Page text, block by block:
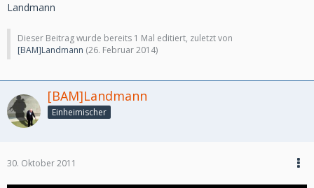
Landmann
Dieser Beitrag wurde bereits 1 Mal editiert, zuletzt von
[BAM]Landmann (26. Februar 2014)
[BAM]Landmann
Einheimischer
30. Oktober 2011